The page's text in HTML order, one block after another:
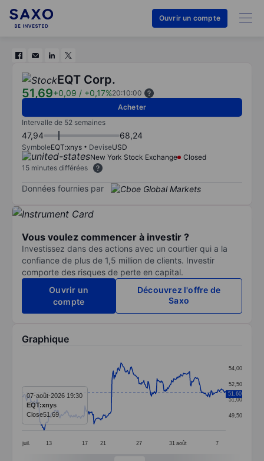
Ouvrir un compte
EQT Corp.
51,69+0,09 / +0,17%20:10:00
Acheter
Intervalle de 52 semaines
47,94 68,24
SymboleEQT:xnys DeviseUSD
New York Stock Exchange
Closed
15 minutes différées
Données fournies par
Vous voulez commencer à investir ?
Investissez dans des actions avec un courtier qui a la
confiance de plus de 1,5 million de clients. Investir
comporte des risques de perte en capital.
Ouvrir un
compte
Découvrez l'offre de
Saxo
Graphique
Line chart with 295 data points.
The chart has 1 X axis displaying categories.
The chart has 1 Y axis displaying values. Data
juil. 13 17 21 27 31 août 7
49,50
51,00
52,50
54,00
51,60
07-août-2026 19:30
EQT:xnys
Close51,69